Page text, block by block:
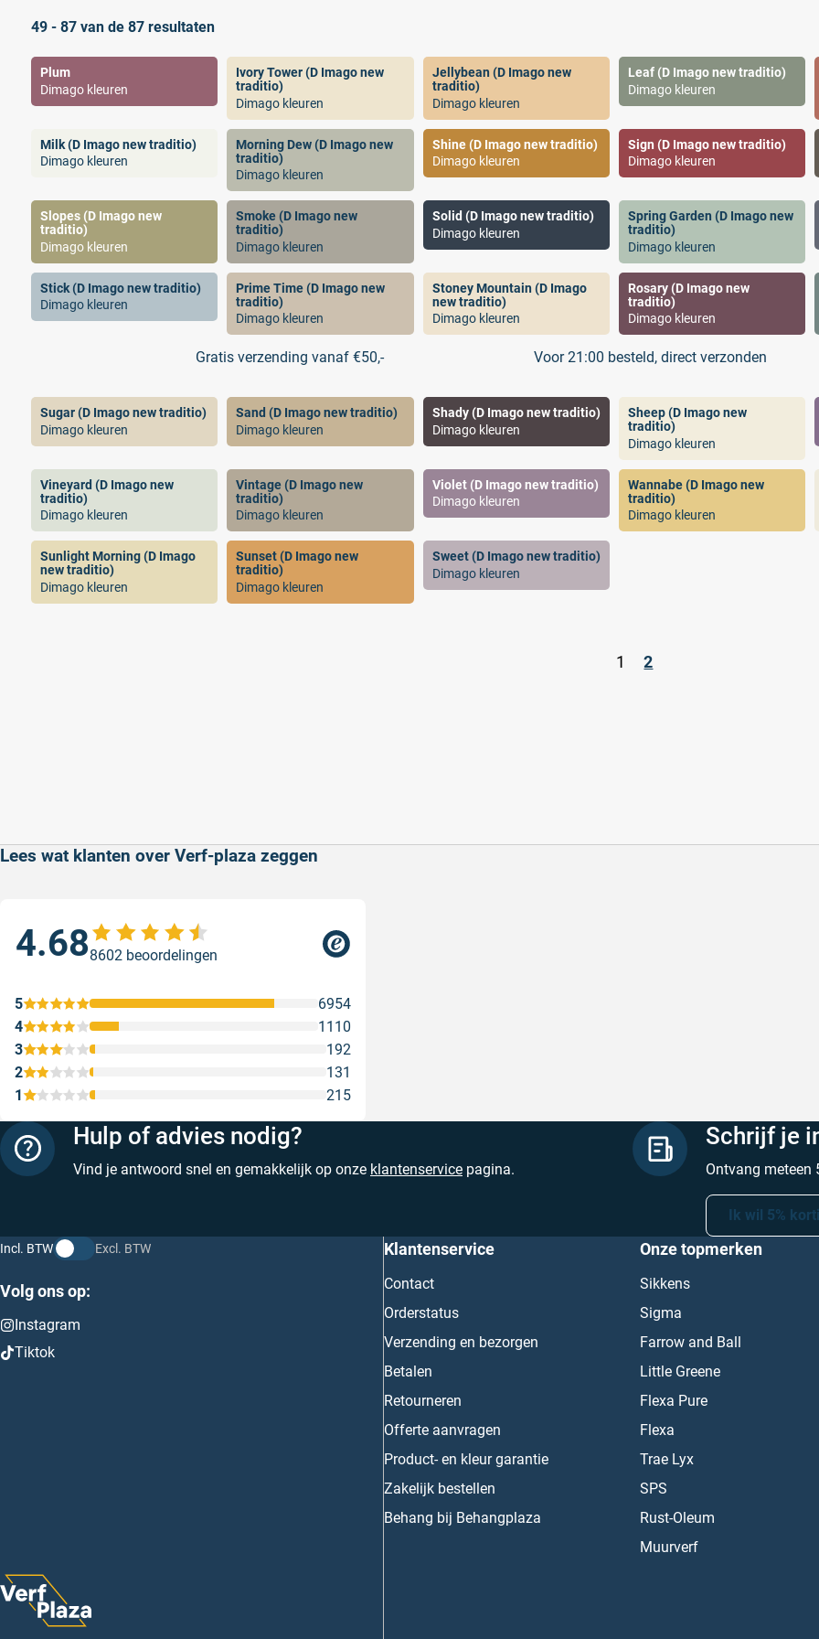
49 - 87 van de 87 resultaten
Plum
Dimago kleuren
Ivory Tower (D Imago new
traditio)
Dimago kleuren
Jellybean (D Imago new
traditio)
Dimago kleuren
Leaf (D Imago new traditio)
Dimago kleuren
Milk (D Imago new traditio)
Dimago kleuren
Morning Dew (D Imago new
traditio)
Dimago kleuren
Shine (D Imago new traditio)
Dimago kleuren
Sign (D Imago new traditio)
Dimago kleuren
Slopes (D Imago new
traditio)
Dimago kleuren
Smoke (D Imago new
traditio)
Dimago kleuren
Solid (D Imago new traditio)
Dimago kleuren
Spring Garden (D Imago new
traditio)
Dimago kleuren
Stick (D Imago new traditio)
Dimago kleuren
Prime Time (D Imago new
traditio)
Dimago kleuren
Stoney Mountain (D Imago
new traditio)
Dimago kleuren
Rosary (D Imago new
traditio)
Dimago kleuren
Sugar (D Imago new traditio)
Dimago kleuren
Sand (D Imago new traditio)
Dimago kleuren
Shady (D Imago new traditio)
Dimago kleuren
Sheep (D Imago new
traditio)
Dimago kleuren
Vineyard (D Imago new
traditio)
Dimago kleuren
Vintage (D Imago new
traditio)
Dimago kleuren
Violet (D Imago new traditio)
Dimago kleuren
Wannabe (D Imago new
traditio)
Dimago kleuren
Sunlight Morning (D Imago
new traditio)
Dimago kleuren
Sunset (D Imago new
traditio)
Dimago kleuren
Sweet (D Imago new traditio)
Dimago kleuren
Gratis verzending vanaf €50,- Voor 21:00 besteld, direct verzonden
1 2
Lees wat klanten over Verf-plaza zeggen
4.688602 beoordelingen
1 215
2 131
3 192
4 1110
5 6954
Hulp of advies nodig?
Vind je antwoord snel en gemakkelijk op onze klantenservice pagina.
Schrijf je
Ontvang meteen
Ik wil 5%
Incl. BTW Excl. BTW
Volg ons op:
Instagram
Tiktok
Klantenservice
Contact
Orderstatus
Verzending en bezorgen
Betalen
Retourneren
Offerte aanvragen
Product- en kleur garantie
Zakelijk bestellen
Behang bij Behangplaza
Onze topmerken
Sikkens
Sigma
Farrow and Ball
Little Greene
Flexa Pure
Flexa
Trae Lyx
SPS
Rust-Oleum
Muurverf